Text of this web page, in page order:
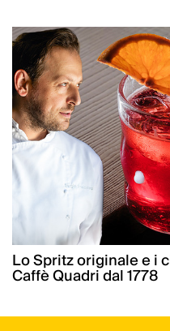
Lo Spritz originale e i
Caffè Quadri dal 1778